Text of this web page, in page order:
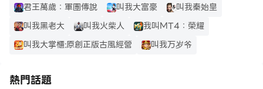
君王萬歲：軍團傳說 叫我大富豪
叫我秦始皇
叫我黑老大
叫我火柴人
我叫MT4：榮耀
叫我大掌櫃:原創正版古風經營
叫我万岁爷
熱門話題